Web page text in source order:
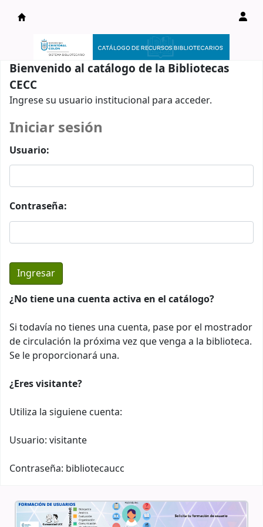
Catálogo en línea
Bienvenido al catálogo de la Bibliotecas
CECC
Ingrese su usuario institucional para acceder.
Iniciar sesión
Usuario:
Contraseña:
¿No tiene una cuenta activa en el catálogo?
Si todavía no tienes una cuenta, pase por el mostrador
de circulación la próxima vez que venga a la biblioteca.
Se le proporcionará una.
¿Eres visitante?
Utiliza la siguiene cuenta:
Usuario: visitante
Contraseña: bibliotecaucc